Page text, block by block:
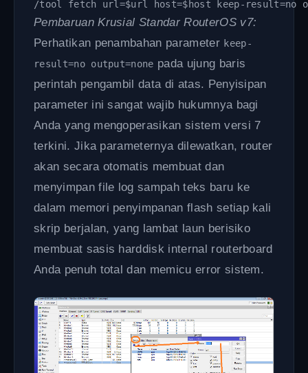
/tool fetch url=$url host=$host keep-result=no
Pembaruan Krusial Standar RouterOS v7:
Perhatikan penambahan parameter keep-
result=no output=none pada ujung baris
perintah pengambil data di atas. Penyisipan
parameter ini sangat wajib hukumnya bagi
Anda yang mengoperasikan sistem versi 7
terkini. Jika parameternya dilewatkan, router
akan secara otomatis membuat dan
menyimpan file log sampah teks baru ke
dalam memori penyimpanan flash setiap kali
skrip berjalan, yang lambat laun berisiko
membuat sasis harddisk internal routerboard
Anda penuh total dan memicu error sistem.